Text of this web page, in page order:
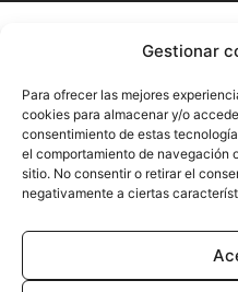
Gestionar
Para ofrecer las mejores
cookies para almacenar y/o
consentimiento de estas
el comportamiento de navegación
sitio. No consentir o retirar el
negativamente a ciertas